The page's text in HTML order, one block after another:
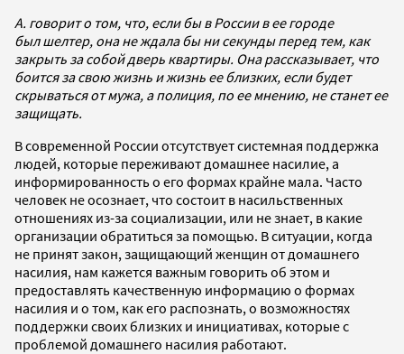
А. говорит о том, что, если бы в России в ее городе
был шелтер, она не ждала бы ни секунды перед тем, как
закрыть за собой дверь квартиры. Она рассказывает, что
боится за свою жизнь и жизнь ее близких, если будет
скрываться от мужа, а полиция, по ее мнению, не станет ее
защищать.
В современной России отсутствует системная поддержка
людей, которые переживают домашнее насилие, а
информированность о его формах крайне мала. Часто
человек не осознает, что состоит в насильственных
отношениях из-за социализации, или не знает, в какие
организации обратиться за помощью. В ситуации, когда
не принят закон, защищающий женщин от домашнего
насилия, нам кажется важным говорить об этом и
предоставлять качественную информацию о формах
насилия и о том, как его распознать, о возможностях
поддержки своих близких и инициативах, которые с
проблемой домашнего насилия работают.